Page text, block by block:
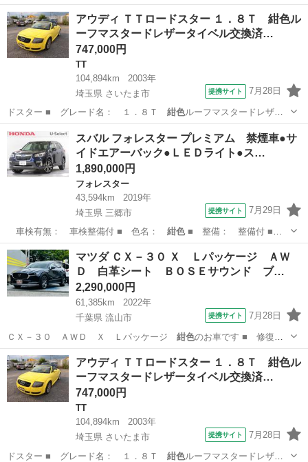
地…
千葉 四街道市 四街道駅 ムーヴ MCCS
アウディ ＴＴロードスター １．８Ｔ 紺色ル
ーフマスタードレザータイベル交換済…
747,000円
TT
104,894km
2003年
埼玉県 さいたま市
提携サイト 7月28日
ドスター ■ グレード名： １．８Ｔ 紺色ルーフマスタードレザー
タイベル交換済ド…
埼玉 さいたま市
スバル フォレスター プレミアム 禁煙車●サ
イドエアーバック●ＬＥＤライト●ス…
1,890,000円
フォレスター
43,594km
2019年
埼玉県 三郷市
提携サイト 7月29日
車検有無： 車検整備付 ■ 色名： 紺色■ 整備： 整備付 ■
保証： 保証…
埼玉 三郷市 フォレスター
マツダ ＣＸ－３０ Ｘ Ｌパッケージ ＡＷ
Ｄ 白革シート ＢＯＳＥサウンド ブ…
2,290,000円
61,385km
2022年
千葉県 流山市
提携サイト 7月28日
ＣＸ－３０ ＡＷＤ Ｘ Ｌパッケージ 紺色のお車です ■ 修復歴
有無： なし ■…
千葉 流山市 マツダ
アウディ ＴＴロードスター １．８Ｔ 紺色ル
ーフマスタードレザータイベル交換済…
747,000円
TT
104,894km
2003年
埼玉県 さいたま市
提携サイト 7月28日
ドスター ■ グレード名： １．８Ｔ 紺色ルーフマスタードレザー